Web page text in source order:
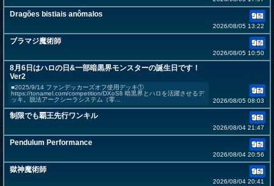
Dragões bistiais anômalos
2026/08/05 13:22
ブラマジ魔術師
2026/08/05 10:50
8月6日はハロの日&一部暗黒界モンスターの誕生日です！
Ver2
■2025/9/14 ファンデッカーズオフ使用デッキ①
https://tonamel.com/competition/DXoS8 暗黒界とハロを活躍させるデ
ッキ。脱法アークシーラシステム（零...
2026/08/05 08:03
制限でも覇王先行ワンキル
2026/08/04 21:47
Pendulum Performance
2026/08/04 20:56
獄神魔術師
2026/08/04 20:41